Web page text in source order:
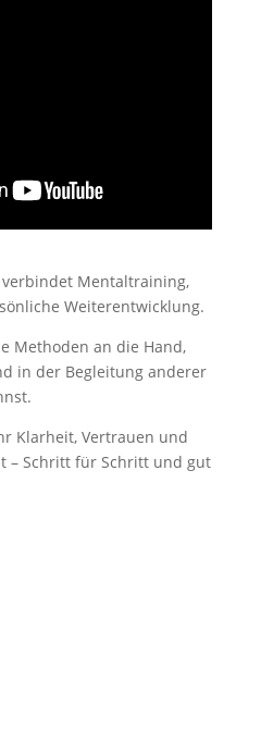
Mentaltraining,
Weiterentwicklung.
Methoden an die Hand,
in der Begleitung anderer
Klarheit, Vertrauen und
– Schritt für Schritt und gut